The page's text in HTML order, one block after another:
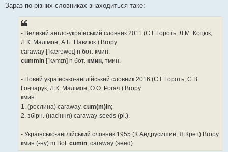
в
Зараз по різних словниках знаходиться таке:
- Великий англо-український словник 2011 (Є.І. Гороть, Л.М. Коцюк,
Л.К. Малімон, А.Б. Павлюк.) Вгору
caraway [ˈkærɘweɪ] n бот. кмин.
cummin [ˈkʌmɪn] n бот. кмин, тмин.
- Новий українсько-англійський словник 2016 (Є.І. Гороть, С.В.
Гончарук, Л.К. Малімон, О.О. Рогач.) Вгору
кмин
1. (рослина) caraway, cum(m)in;
2. збірн. (насіння) caraway-seeds (pl.).
- Українсько-англійський словник 1955 (К.Андрусишин, Я.Крет) Вгору
кмин (-ну) m Bot. cumin, caraway (seed).